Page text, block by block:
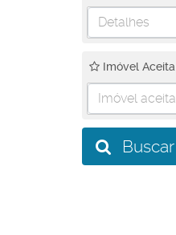
Detalhes
Imóvel Aceita
Imóvel aceita
Buscar